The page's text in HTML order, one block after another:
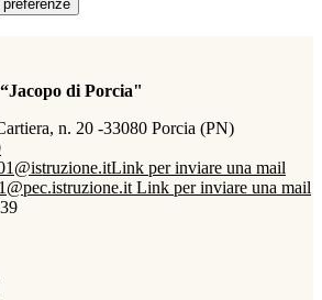
di Porcia"
n. 20 -33080 Porcia (PN)
Link per inviare una mail
Link per inviare una mail